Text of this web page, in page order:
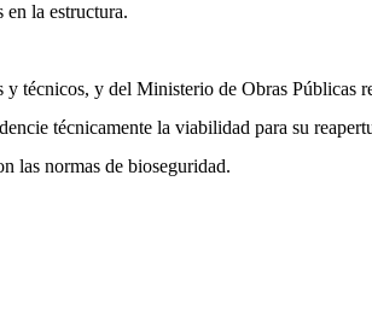
en la estructura.
técnicos, y del Ministerio de Obras Públicas
técnicamente la viabilidad para su
las normas de bioseguridad.